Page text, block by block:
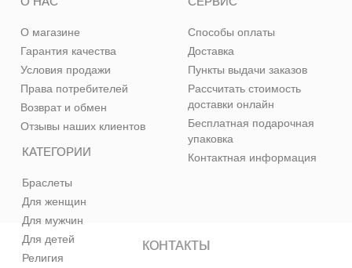
КАТЕГОРИИ
Браслеты
Для женщин
Для мужчин
Для детей
Религия
О магазине
Гарантия качества
Условия продажи
Права потребителей
Возврат и обмен
Отзывы наших клиентов
Способы оплаты
Доставка
Пункты выдачи заказов
Рассчитать стоимость
доставки онлайн
Бесплатная подарочная
упаковка
Контактная информация
КОНТАКТЫ